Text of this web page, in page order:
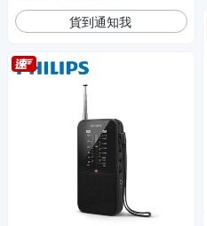
貨到通知我